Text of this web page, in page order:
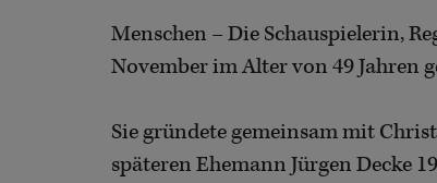
Menschen – Die Schauspielerin,
November im Alter von 49 Jahren
Sie gründete gemeinsam mit
späteren Ehemann Jürgen Decke